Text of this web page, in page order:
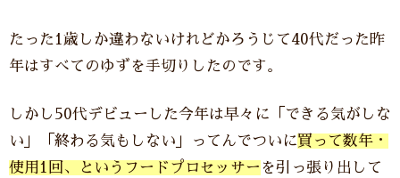
たった1歳しか違わないけれどかろうじて40代だった昨
年はすべてのゆずを手切りしたのです。
しかし50代デビューした今年は早々に「できる気がしな
い」「終わる気もしない」ってんでついに買って数年・
使用1回、というフードプロセッサー を引っ張り出して